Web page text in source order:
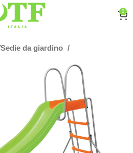
0
Sedie da giardino